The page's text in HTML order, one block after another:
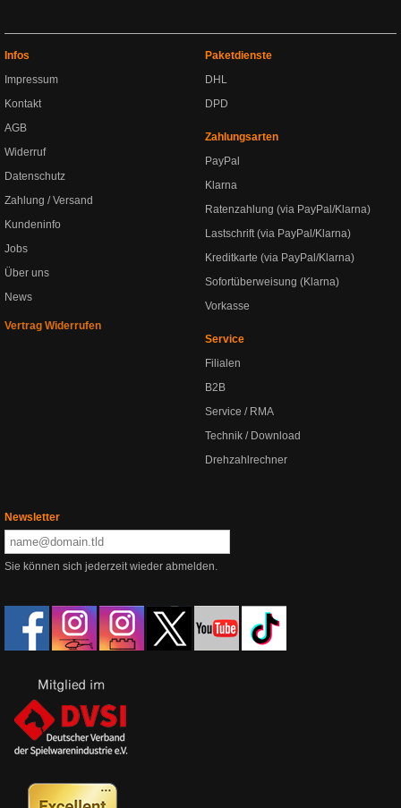
Infos
Impressum
Kontakt
AGB
Widerruf
Datenschutz
Zahlung / Versand
Kundeninfo
Jobs
Über uns
News
Vertrag Widerrufen
Paketdienste
DHL
DPD
Zahlungsarten
PayPal
Klarna
Ratenzahlung (via PayPal/Klarna)
Lastschrift (via PayPal/Klarna)
Kreditkarte (via PayPal/Klarna)
Sofortüberweisung (Klarna)
Vorkasse
Service
Filialen
B2B
Service / RMA
Technik / Download
Drehzahlrechner
Newsletter
Sie können sich jederzeit wieder abmelden.